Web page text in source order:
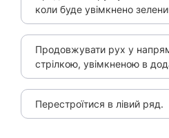
коли буде увімкнено
Продовжувати рух у
стрілкою, увімкненою в
Перестроїтися в лівий ряд.